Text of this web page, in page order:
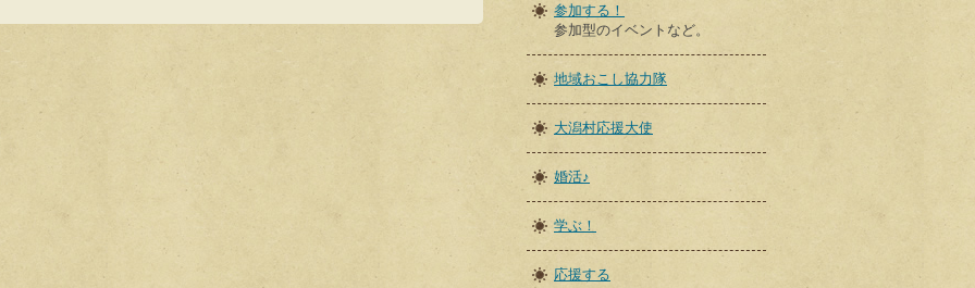
参加する！
参加型のイベントなど。
地域おこし協力隊
大潟村応援大使
婚活♪
学ぶ！
応援する